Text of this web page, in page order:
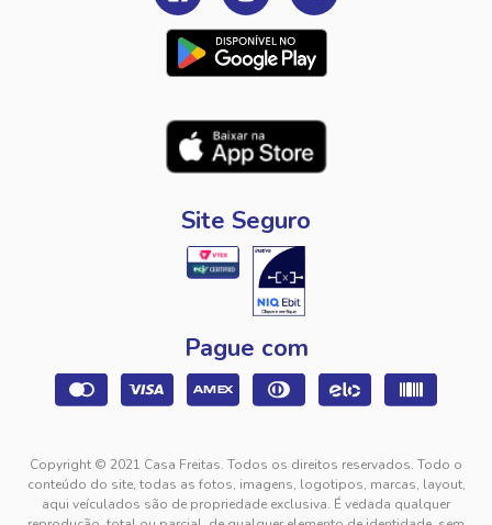
Site Seguro
Pague com
Copyright © 2021 Casa Freitas. Todos os direitos reservados. Todo o
conteúdo do site, todas as fotos, imagens, logotipos, marcas, layout,
aqui veículados são de propriedade exclusiva. É vedada qualquer